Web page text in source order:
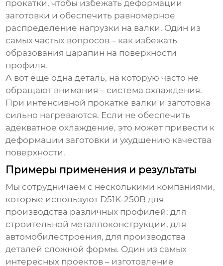
прокатки, чтобы избежать деформации
заготовки и обеспечить равномерное
распределение нагрузки на валки. Один из
самых частых вопросов – как избежать
образования царапин на поверхности
профиля.
А вот еще одна деталь, на которую часто не
обращают внимания – система охлаждения.
При интенсивной прокатке валки и заготовка
сильно нагреваются. Если не обеспечить
адекватное охлаждение, это может привести к
деформации заготовки и ухудшению качества
поверхности.
Примеры применения и результаты
Мы сотрудничаем с несколькими компаниями,
которые используют D51K-250B для
производства различных профилей: для
строительной металлоконструкции, для
автомобилестроения, для производства
деталей сложной формы. Один из самых
интересных проектов – изготовление